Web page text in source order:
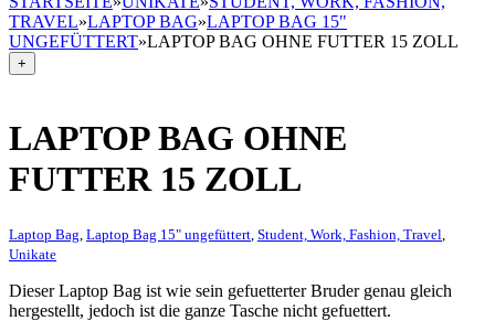
TRAVEL»LAPTOP BAG»LAPTOP BAG 15"
UNGEFÜTTERT»LAPTOP BAG OHNE FUTTER 15 ZOLL
+
LAPTOP BAG OHNE
FUTTER 15 ZOLL
Laptop Bag Laptop Bag 15" ungefüttert Student, Work, Fashion, Travel
Unikate
Dieser Laptop Bag ist wie sein gefuetterter Bruder genau gleich
hergestellt, jedoch ist die ganze Tasche nicht gefuettert.